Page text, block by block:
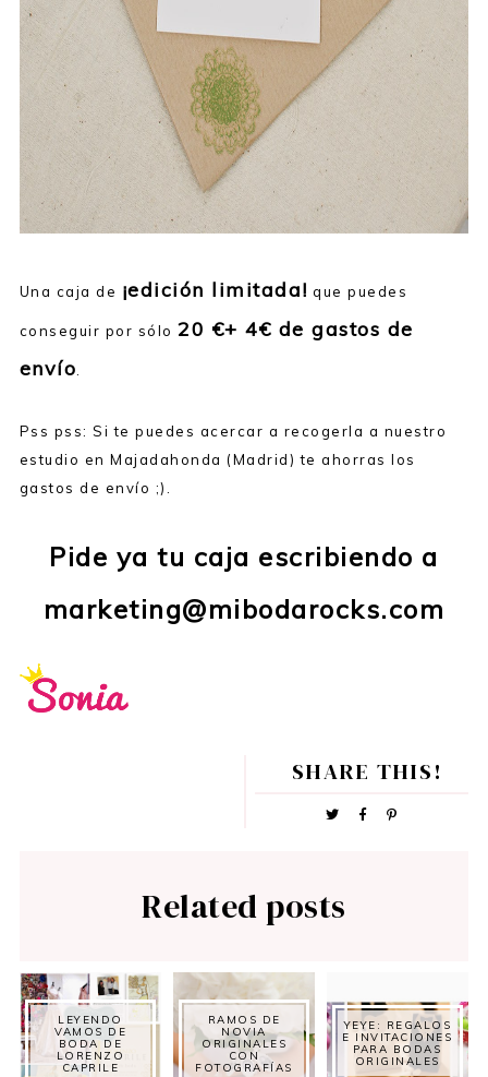
Una caja de ¡edición limitada! que puedes
conseguir por sólo20 €+ 4€ de gastos de
envío.
Pss pss: Si te puedes acercar a recogerla a nuestro
estudio en Majadahonda (Madrid) te ahorras los
gastos de envío ;).
Pide ya tu caja escribiendo a
marketing@mibodarocks.com
SHARE THIS!
Related posts
LEYENDO
VAMOS DE
BODA DE
LORENZO
CAPRILE
RAMOS DE
NOVIA
ORIGINALES
CON
FOTOGRAFÍAS
YEYE: REGALOS
E INVITACIONES
PARA BODAS
ORIGINALES